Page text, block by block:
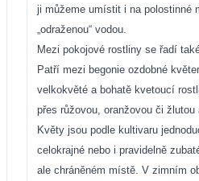
ji můžeme umístit i na polostinné
„odraženou“ vodou.
Mezi pokojové rostliny se řadí
Patří mezi begonie ozdobné
velkokvěté a bohatě kvetoucí
přes růžovou, oranžovou či
Květy jsou podle kultivaru
celokrajné nebo i pravidelně
ale chráněném místě. V zimním